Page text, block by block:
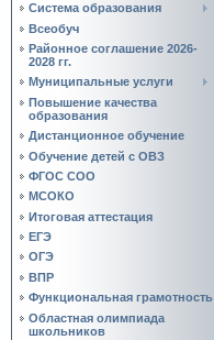
Система образования
Всеобуч
Районное соглашение 2026-
2028 гг.
Муниципальные услуги
Повышение качества
образования
Дистанционное обучение
Обучение детей с ОВЗ
ФГОС СОО
МСОКО
Итоговая аттестация
ЕГЭ
ОГЭ
ВПР
Функциональная грамотность
Областная олимпиада
школьников